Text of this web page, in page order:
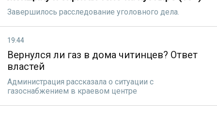
Завершилось расследование уголовного дела.
19:44
Вернулся ли газ в дома читинцев? Ответ
властей
Администрация рассказала о ситуации с
газоснабжением в краевом центре